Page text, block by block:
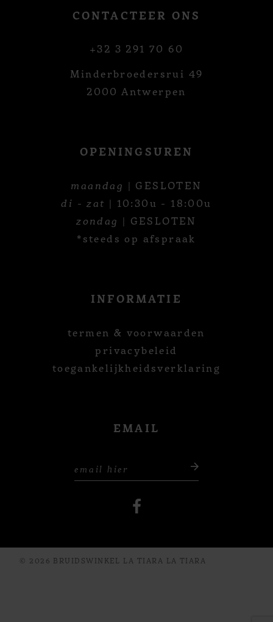
CONTACTEER ONS
+32 3 291 70 60
Minderbroedersrui 49
2000 Antwerpen
OPENINGSUREN
maandag | GESLOTEN
di - zat | 10:30u - 18:00u
zondag | GESLOTEN
*steeds op afspraak
INFORMATIE
termen & voorwaarden
privacybeleid
toegankelijkheidsverklaring
EMAIL
© 2026 BRUIDSWINKEL LA TIARA LA TIARA